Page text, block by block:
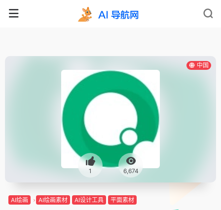
中国
1 6,674
AI绘画 AI绘画素材 AI设计工具 平面素材